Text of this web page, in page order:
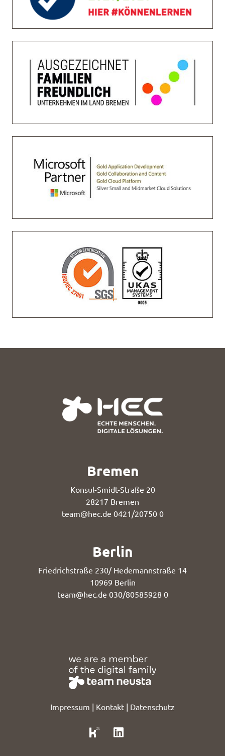
Bremen
Konsul-Smidt-Straße 20
28217 Bremen
team@hec.de 0421/20750 0
Berlin
Friedrichstraße 230/ Hedemannstraße 14
10969 Berlin
team@hec.de 030/80585928 0
Impressum Kontakt Datenschutz